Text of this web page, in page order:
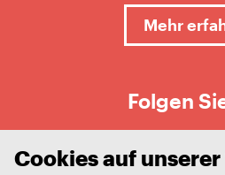
Mehr
Folgen
Cookies auf